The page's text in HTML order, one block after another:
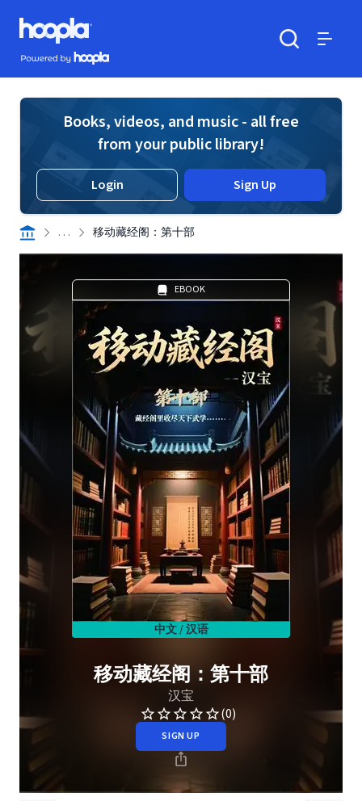
Skip to main content
Hoopla logo
Powered by Hoopla
Books, videos, and music - all free
from your public library!
Login Sign Up
. . . 移动藏经阁：第十部
EBOOK
中文 / 汉语
移动藏经阁：第十部
汉宝
(0)
SIGN UP